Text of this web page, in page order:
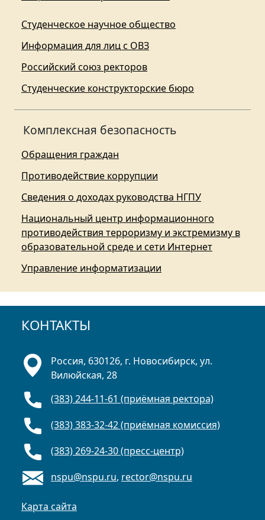
Студенческое научное общество
Информация для лиц с ОВЗ
Российский союз ректоров
Студенческие конструкторские бюро
Комплексная безопасность
Обращения граждан
Противодействие коррупции
Сведения о доходах руководства НГПУ
Национальный центр информационного
противодействия терроризму и экстремизму в
образовательной среде и сети Интернет
Управление информатизации
КОНТАКТЫ
Россия, 630126, г. Новосибирск, ул.
Вилюйская, 28
(383) 244-11-61 (приёмная ректора)
(383) 383-32-42 (приёмная комиссия)
(383) 269-24-30 (пресс-центр)
nspu@nspu.ru, rector@nspu.ru
Карта сайта